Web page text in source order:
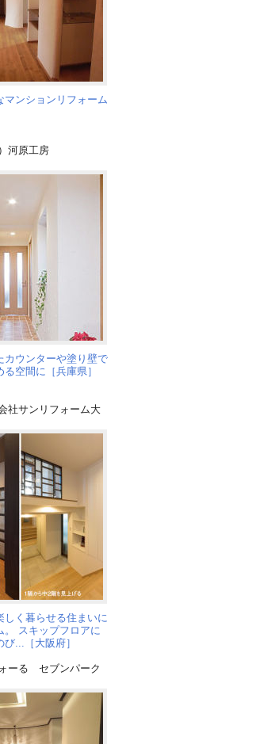
マンションリフォーム
河原工房
カウンターや塗り壁で
空間に［兵庫県］
社サンリフォーム大
しく暮らせる住まいに
。 スキップフロアに
...［大阪府］
ーる セブンパーク